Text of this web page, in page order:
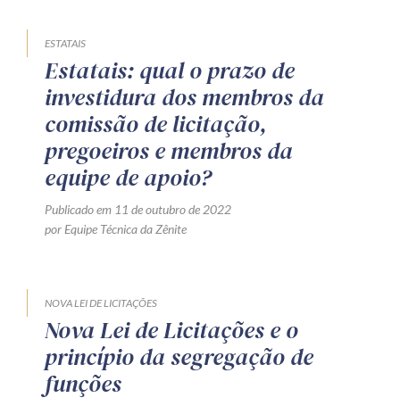
ESTATAIS
Estatais: qual o prazo de
investidura dos membros da
comissão de licitação,
pregoeiros e membros da
equipe de apoio?
Publicado em 11 de outubro de 2022
por Equipe Técnica da Zênite
NOVA LEI DE LICITAÇÕES
Nova Lei de Licitações e o
princípio da segregação de
funções